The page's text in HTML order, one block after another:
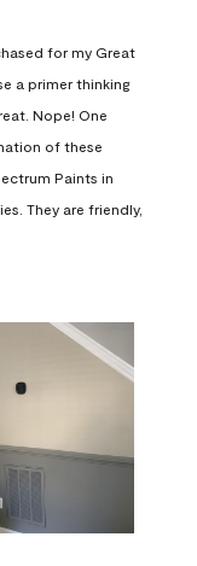
for my Great
a primer thinking
Nope! One
of these
Paints in
They are friendly,